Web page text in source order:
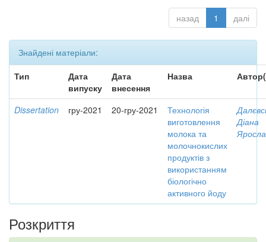
назад 1 далі
Знайдені матеріали:
Тип
Дата
випуску
Дата
внесення
Назва
Dissertation гру-2021 20-гру-2021
Технологія
виготовлення
молока та
молочнокислих
продуктів з
використанням
біологічно
активного йоду
Діана
Розкриття